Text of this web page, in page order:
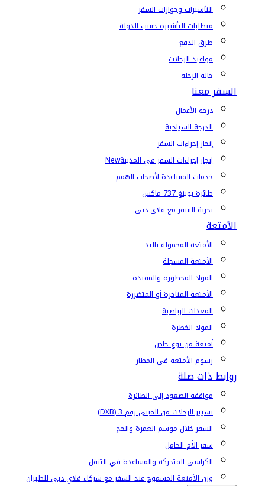
التأشيرات وجوازات السفر
متطلبات التأشيرة حسب الدولة
طرق الدفع
مواعيد الرحلات
حالة الرحلة
السفر معنا
درجة الأعمال
الدرجة السياحية
إنجاز إجراءات السفر
إنجاز إجراءات السفر في المدينةNew
خدمات المساعدة لأصحاب الهمم
طائرة بوينغ 737 ماكس
تجربة السفر مع فلاي دبي
الأمتعة
الأمتعة المحمولة باليد
الأمتعة المسجلة
المواد المحظورة والمقيدة
الأمتعة المتأخرة أو المتضررة
المعدات الرياضية
المواد الخطرة
أمتعة من نوع خاص
رسوم الأمتعة في المطار
روابط ذات صلة
موافقة الصعود إلى الطائرة
تسيير الرحلات من المبنى رقم 3 (DXB)
السفر خلال موسم العمرة والحج
سفر الأم الحامل
الكراسي المتحركة والمساعدة في التنقل
وزن الأمتعة المسموح عند السفر مع شركاء فلاي دبي للطيران